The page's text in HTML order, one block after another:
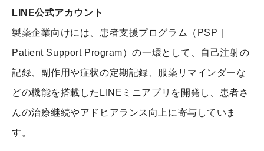
LINE公式アカウント
製薬企業向けには、患者支援プログラム（PSP｜
Patient Support Program）の一環として、自己注射の
記録、副作用や症状の定期記録、服薬リマインダーな
どの機能を搭載したLINEミニアプリを開発し、患者さ
んの治療継続やアドヒアランス向上に寄与していま
す。